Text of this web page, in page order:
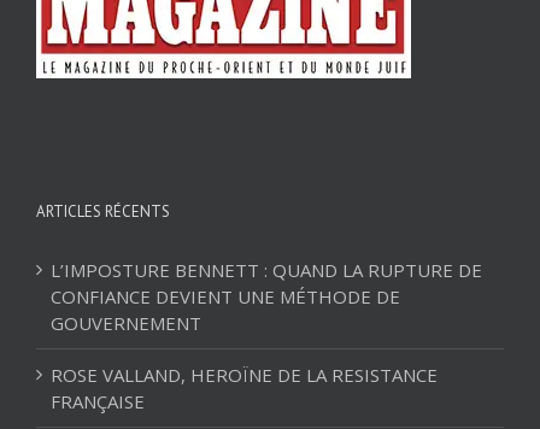
ARTICLES RÉCENTS
L’IMPOSTURE BENNETT : QUAND LA RUPTURE DE
CONFIANCE DEVIENT UNE MÉTHODE DE
GOUVERNEMENT
ROSE VALLAND, HEROÏNE DE LA RESISTANCE
FRANÇAISE